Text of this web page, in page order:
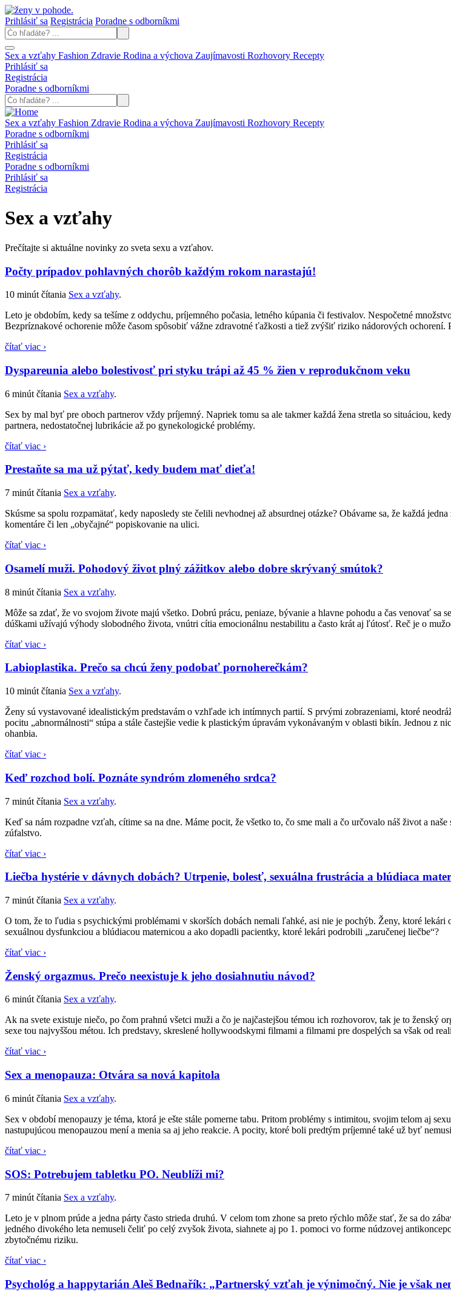
Prihlásiť sa Registrácia Poradne s odborníkmi
Sex a vzťahy Fashion Zdravie Rodina a výchova Zaujímavosti Rozhovory Recepty
Prihlásiť sa
Registrácia
Poradne s odborníkmi
Sex a vzťahy Fashion Zdravie Rodina a výchova Zaujímavosti Rozhovory Recepty
Poradne s odborníkmi
Prihlásiť sa
Registrácia
Poradne s odborníkmi
Prihlásiť sa
Registrácia
Sex a vzťahy
Prečítajte si aktuálne novinky zo sveta sexu a vzťahov.
Počty prípadov pohlavných chorôb každým rokom narastajú!
10 minút čítania Sex a vzťahy.
Leto je obdobím, kedy sa tešíme z oddychu, príjemného počasia, letného kúpania či festivalov. Nespočetné
Bezpríznakové ochorenie môže časom spôsobiť vážne zdravotné ťažkosti a tiež zvýšiť riziko nádorových ochorení.
čítať viac ›
Dyspareunia alebo bolestivosť pri styku trápi až 45 % žien v reprodukčnom veku
6 minút čítania Sex a vzťahy.
Sex by mal byť pre oboch partnerov vždy príjemný. Napriek tomu sa ale takmer každá žena stretla so situáciou,
partnera, nedostatočnej lubrikácie až po gynekologické problémy.
čítať viac ›
Prestaňte sa ma už pýtať, kedy budem mať dieťa!
7 minút čítania Sex a vzťahy.
Skúsme sa spolu rozpamätať, kedy naposledy ste čelili nevhodnej až absurdnej otázke? Obávame sa, že každá
komentáre či len „obyčajné“ popiskovanie na ulici.
čítať viac ›
Osamelí muži. Pohodový život plný zážitkov alebo dobre skrývaný smútok?
8 minút čítania Sex a vzťahy.
Môže sa zdať, že vo svojom živote majú všetko. Dobrú prácu, peniaze, bývanie a hlavne pohodu a čas venovať
dúškami užívajú výhody slobodného života, vnútri cítia emocionálnu nestabilitu a často krát aj ľútosť. Reč je o
čítať viac ›
Labioplastika. Prečo sa chcú ženy podobať pornoherečkám?
10 minút čítania Sex a vzťahy.
Ženy sú vystavované idealistickým predstavám o vzhľade ich intímnych partií. S prvými zobrazeniami, ktoré
pocitu „abnormálnosti“ stúpa a stále častejšie vedie k plastickým úpravám vykonávaným v oblasti bikín. Jednou z
ohanbia.
čítať viac ›
Keď rozchod bolí. Poznáte syndróm zlomeného srdca?
7 minút čítania Sex a vzťahy.
Keď sa nám rozpadne vzťah, cítime sa na dne. Máme pocit, že všetko to, čo sme mali a čo určovalo náš život a
zúfalstvo.
čítať viac ›
Liečba hystérie v dávnych dobách? Utrpenie, bolesť, sexuálna frustrácia a blúdiaca
7 minút čítania Sex a vzťahy.
O tom, že to ľudia s psychickými problémami v skorších dobách nemali ľahké, asi nie je pochýb. Ženy, ktoré
sexuálnou dysfunkciou a blúdiacou maternicou a ako dopadli pacientky, ktoré lekári podrobili „zaručenej liečbe“?
čítať viac ›
Ženský orgazmus. Prečo neexistuje k jeho dosiahnutiu návod?
6 minút čítania Sex a vzťahy.
Ak na svete existuje niečo, po čom prahnú všetci muži a čo je najčastejšou témou ich rozhovorov, tak je to
sexe tou najvyššou métou. Ich predstavy, skreslené hollywoodskymi filmami a filmami pre dospelých sa však od
čítať viac ›
Sex a menopauza: Otvára sa nová kapitola
6 minút čítania Sex a vzťahy.
Sex v období menopauzy je téma, ktorá je ešte stále pomerne tabu. Pritom problémy s intimitou, svojim telom aj
nastupujúcou menopauzou mení a menia sa aj jeho reakcie. A pocity, ktoré boli predtým príjemné také už byť
čítať viac ›
SOS: Potrebujem tabletku PO. Neublíži mi?
7 minút čítania Sex a vzťahy.
Leto je v plnom prúde a jedna párty často strieda druhú. V celom tom zhone sa preto rýchlo môže stať, že sa do
jedného divokého leta nemuseli čeliť po celý zvyšok života, siahnete aj po 1. pomoci vo forme núdzovej
zbytočnému riziku.
čítať viac ›
Psychológ a happytarián Aleš Bednařík: „Partnerský vzťah je výnimočný. Nie je však